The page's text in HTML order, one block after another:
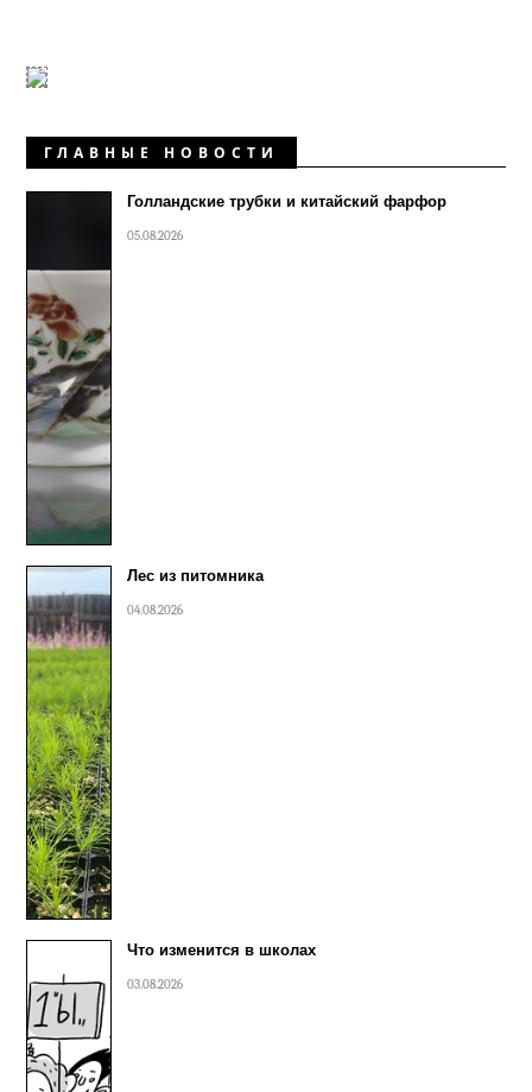
ГЛАВНЫЕ НОВОСТИ
Голландские трубки и китайский фарфор
05.08.2026
Лес из питомника
04.08.2026
Что изменится в школах
03.08.2026